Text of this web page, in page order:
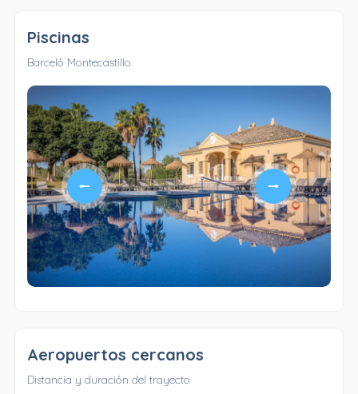
Piscinas
Barceló Montecastillo
Aeropuertos cercanos
Distancia y duración del trayecto